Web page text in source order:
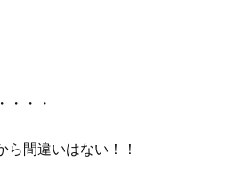
・・・
間違いはない！！